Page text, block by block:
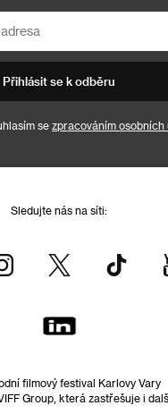
Přihlásit se k odběru
se zpracováním osobních
Sledujte nás na síti:
filmový festival Karlovy Vary
Group, která zastřešuje i